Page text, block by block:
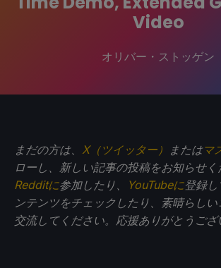
Video
オリバー・ストッゲン
まだの方は、 X（ツイッター） またはマ
ローし、新しい記事の投稿をお知らせく
Redditに参加したり、 YouTubeに登録
ンテンツをチェックしたり、素晴らし
交流してください。応援ありがとうござ